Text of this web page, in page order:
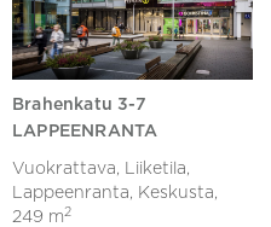
Brahenkatu 3-7
LAPPEENRANTA
Vuokrattava, Liiketila,
Lappeenranta, Keskusta,
249 m 2